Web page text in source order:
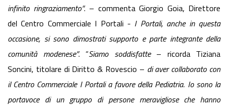
infinito ringraziamento”. – commenta Giorgio Goia, Direttore
del Centro Commerciale I Portali - I Portali, anche in questa
occasione, si sono dimostrati supporto e parte integrante della
comunità modenese”. “Siamo soddisfatte – ricorda Tiziana
Soncini, titolare di Diritto & Rovescio – di aver collaborato con
il Centro Commerciale I Portali a favore della Pediatria. Io sono la
portavoce di un gruppo di persone meravigliose che hanno